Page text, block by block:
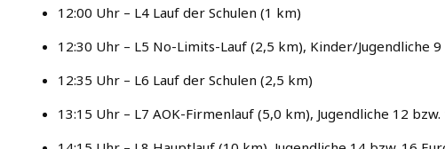
12:00 Uhr – L4 Lauf der Schulen (1 km)
12:30 Uhr – L5 No-Limits-Lauf (2,5 km), Kinder/Jugendliche
12:35 Uhr – L6 Lauf der Schulen (2,5 km)
13:15 Uhr – L7 AOK-Firmenlauf (5,0 km), Jugendliche 12